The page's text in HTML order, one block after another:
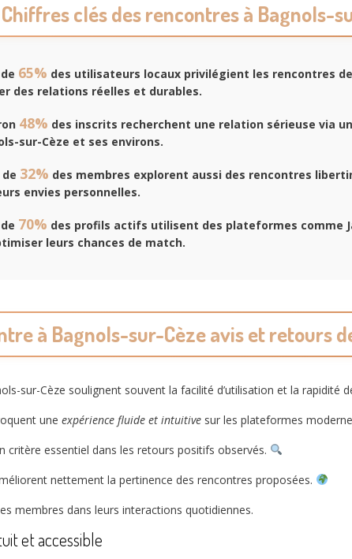
Chiffres clés des rencontres à Bagnols-
65% des utilisateurs locaux privilégient les rencontres
des relations réelles et durables.
48% des inscrits recherchent une relation sérieuse via
sur-Cèze et ses environs.
de 32% des membres explorent aussi des rencontres
envies personnelles.
70% des profils actifs utilisent des plateformes comme
leurs chances de match.
à Bagnols-sur-Cèze avis et retours
sur-Cèze soulignent souvent la facilité d’utilisation et la rapidité
une expérience fluide et intuitive sur les plateformes
critère essentiel dans les retours positifs observés.
nettement la pertinence des rencontres proposées.
membres dans leurs interactions quotidiennes.
et accessible